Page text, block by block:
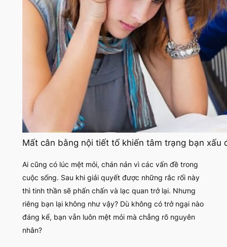
Mất cân bằng nội tiết tố khiến tâm trạng bạn xấu
Ai cũng có lúc mệt mỏi, chán nản vì các vấn đề trong
cuộc sống. Sau khi giải quyết được những rắc rối này
thì tinh thần sẽ phấn chấn và lạc quan trở lại. Nhưng
riêng bạn lại không như vậy? Dù không có trở ngại nào
đáng kể, bạn vẫn luôn mệt mỏi mà chẳng rõ nguyên
nhân?